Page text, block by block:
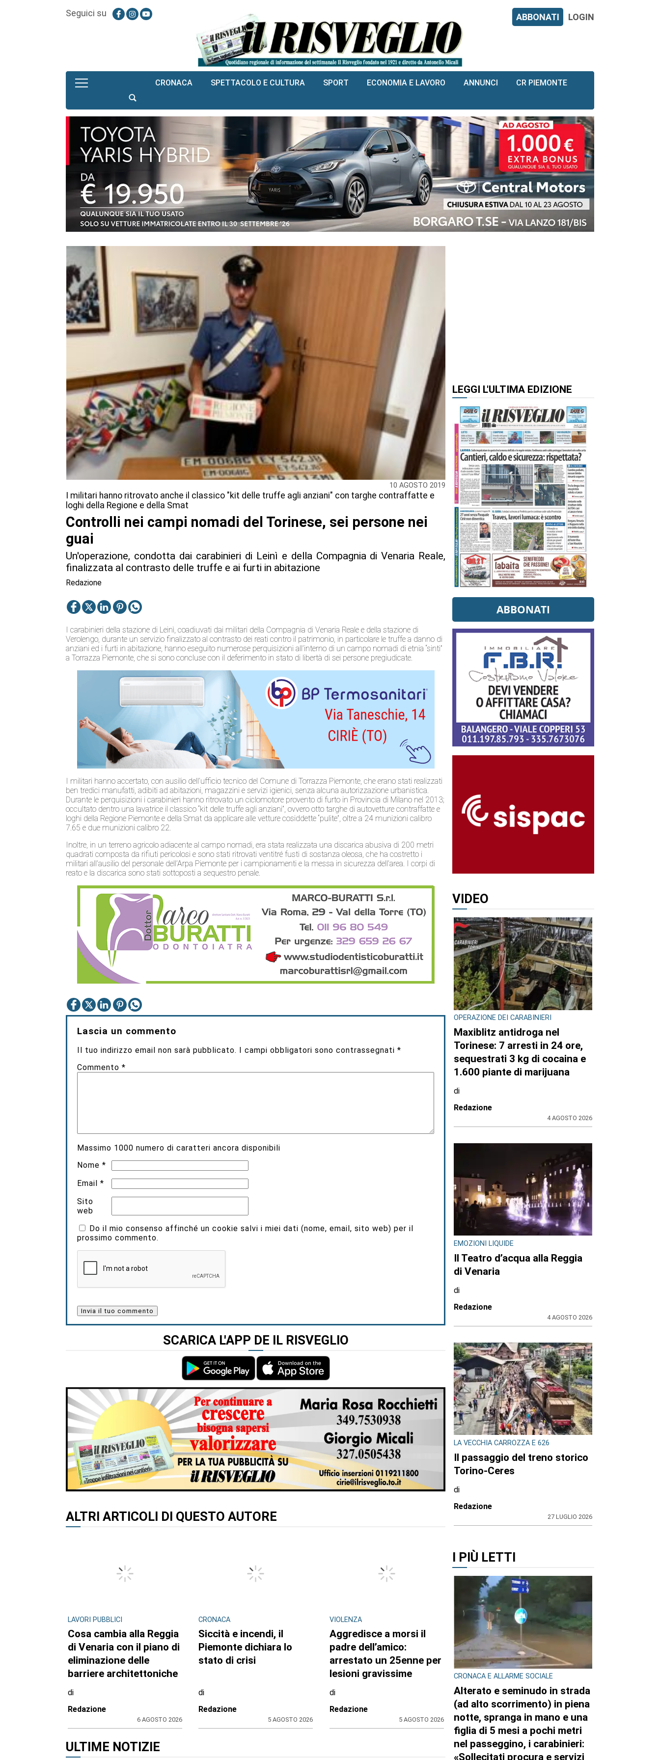
Seguici su ABBONATI LOGIN
CRONACA SPETTACOLO E CULTURA SPORT ECONOMIA E LAVORO ANNUNCI CR PIEMONTE
10 AGOSTO 2019
I militari hanno ritrovato anche il classico "kit delle truffe agli anziani" con targhe contraffatte e
loghi della Regione e della Smat
Controlli nei campi nomadi del Torinese, sei persone nei
guai
Un'operazione, condotta dai carabinieri di Leinì e della Compagnia di Venaria Reale,
finalizzata al contrasto delle truffe e ai furti in abitazione
Redazione
I carabinieri della stazione di Leinì, coadiuvati dai militari della Compagnia di Venaria Reale e della stazione di
Verolengo, durante un servizio finalizzato al contrasto dei reati contro il patrimonio, in particolare le truffe a danno di
anziani ed i furti in abitazione, hanno eseguito numerose perquisizioni all’interno di un campo nomadi di etnia “sinti”
a Torrazza Piemonte, che si sono concluse con il deferimento in stato di libertà di sei persone pregiudicate.
I militari hanno accertato, con ausilio dell’ufficio tecnico del Comune di Torrazza Piemonte, che erano stati realizzati
ben tredici manufatti, adibiti ad abitazioni, magazzini e servizi igienici, senza alcuna autorizzazione urbanistica.
Durante le perquisizioni i carabinieri hanno ritrovato un ciclomotore provento di furto in Provincia di Milano nel 2013;
occultato dentro una lavatrice il classico “kit delle truffe agli anziani”, ovvero otto targhe di autovetture contraffatte e
loghi della Regione Piemonte e della Smat da applicare alle vetture cosiddette “pulite”, oltre a 24 munizioni calibro
7.65 e due munizioni calibro 22.
Inoltre, in un terreno agricolo adiacente al campo nomadi, era stata realizzata una discarica abusiva di 200 metri
quadrati composta da rifiuti pericolosi e sono stati ritrovati ventitré fusti di sostanza oleosa, che ha costretto i
militari all’ausilio del personale dell’Arpa Piemonte per i campionamenti e la messa in sicurezza dell’area. I corpi di
reato e la discarica sono stati sottoposti a sequestro penale.
Lascia un commento
Il tuo indirizzo email non sarà pubblicato. I campi obbligatori sono contrassegnati*
Commento*
Massimo 1000 numero di caratteri ancora disponibili
Nome*
Email*
Sito
web
Do il mio consenso affinché un cookie salvi i miei dati (nome, email, sito web) per il
prossimo commento.
SCARICA L'APP DE IL RISVEGLIO
ALTRI ARTICOLI DI QUESTO AUTORE
LAVORI PUBBLICI
Cosa cambia alla Reggia
di Venaria con il piano di
eliminazione delle
barriere architettoniche
di
Redazione
6 AGOSTO 2026
CRONACA
Siccità e incendi, il
Piemonte dichiara lo
stato di crisi
di
Redazione
5 AGOSTO 2026
VIOLENZA
Aggredisce a morsi il
padre dell’amico:
arrestato un 25enne per
lesioni gravissime
di
Redazione
5 AGOSTO 2026
ULTIME NOTIZIE
LEGGI L'ULTIMA EDIZIONE
ABBONATI
VIDEO
OPERAZIONE DEI CARABINIERI
Maxiblitz antidroga nel
Torinese: 7 arresti in 24 ore,
sequestrati 3 kg di cocaina e
1.600 piante di marijuana
di
Redazione
4 AGOSTO 2026
EMOZIONI LIQUIDE
Il Teatro d’acqua alla Reggia
di Venaria
di
Redazione
4 AGOSTO 2026
LA VECCHIA CARROZZA E 626
Il passaggio del treno storico
Torino-Ceres
di
Redazione
27 LUGLIO 2026
I PIÙ LETTI
CRONACA E ALLARME SOCIALE
Alterato e seminudo in strada
(ad alto scorrimento) in piena
notte, spranga in mano e una
figlia di 5 mesi a pochi metri
nel passeggino, i carabinieri:
«Sollecitati procura e servizi